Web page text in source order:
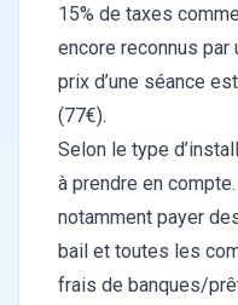
15% de taxes
encore reconnus
prix d’une séance
(77€).
Selon le type
à prendre en
notamment payer
bail et toutes les
frais de banques/